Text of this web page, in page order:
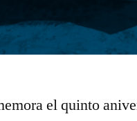
el quinto